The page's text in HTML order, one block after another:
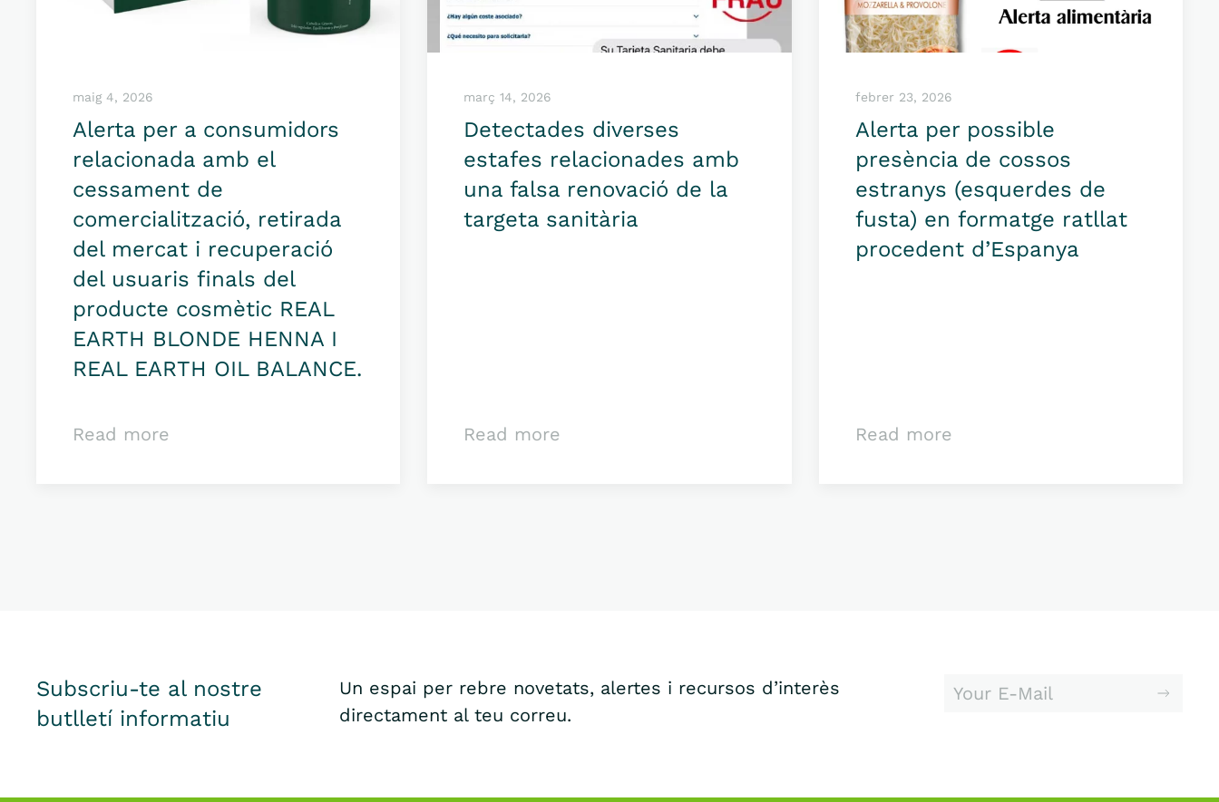
maig 4, 2026
Alerta per a consumidors
relacionada amb el
cessament de
comercialització, retirada
del mercat i recuperació
del usuaris finals del
producte cosmètic REAL
EARTH BLONDE HENNA I
REAL EARTH OIL BALANCE.
Read more
març 14, 2026
Detectades diverses
estafes relacionades amb
una falsa renovació de la
targeta sanitària
Read more
febrer 23, 2026
Alerta per possible
presència de cossos
estranys (esquerdes de
fusta) en formatge ratllat
procedent d’Espanya
Read more
Subscriu-te al nostre
butlletí informatiu
Un espai per rebre novetats, alertes i recursos d’interès
directament al teu correu.